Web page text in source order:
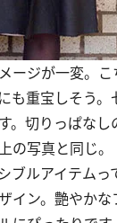
ージが一変。
も重宝しそう
。切りっぱなし
の写真と同じ。
ブルアイテムっ
イン。艶やか